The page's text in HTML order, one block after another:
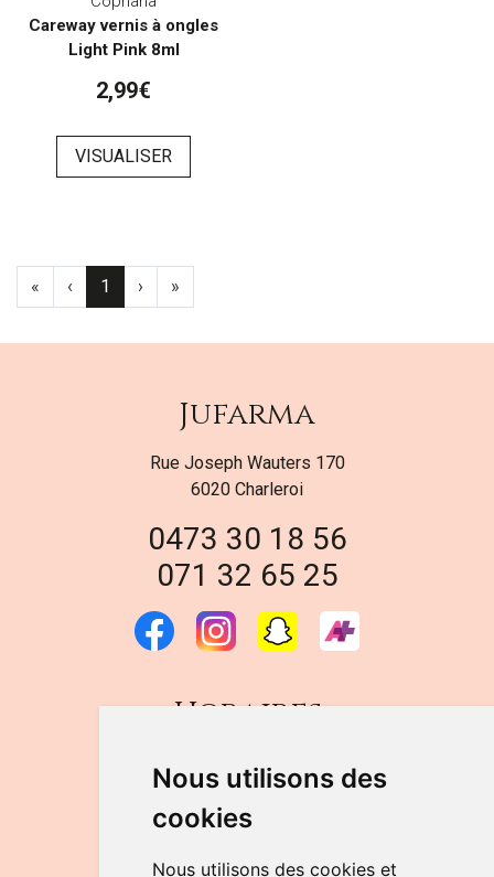
Nous utilisons des
cookies
Nous utilisons des cookies et
Careway vernis à ongles
Light Pink 8ml
2,99€
VISUALISER
« ‹ 1 › »
Jufarma
Rue Joseph Wauters 170
6020 Charleroi
0473 30 18 56
071 32 65 25
Horaires
DU LUNDI AU VENDREDI
de 9h à 12h30 et de 14h à 18h
LE SAMEDI
de 9h à 12h30